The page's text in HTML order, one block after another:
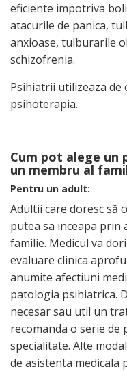
eficiente impotriva
atacurile de panica,
anxioase, tulburarile
schizofrenia.
Psihiatrii utilizeaza de
psihoterapia.
Cum pot alege un
un membru al
Pentru un adult:
Adultii care doresc să
putea sa inceapa prin
familie. Medicul va
evaluare clinica
anumite afectiuni
patologia psihiatrica.
necesar sau util un
recomanda o serie
specialitate. Alte
de asistenta